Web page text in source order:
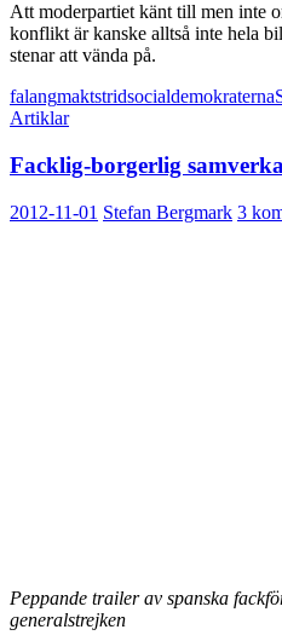
Att moderpartiet känt till men inte
konflikt är kanske alltså inte hela
stenar att vända på.
falangmaktstridsocialdemokraterna
Artiklar
Facklig-borgerlig
2012-11-01 Stefan Bergmark 3
Peppande trailer av spanska
generalstrejken